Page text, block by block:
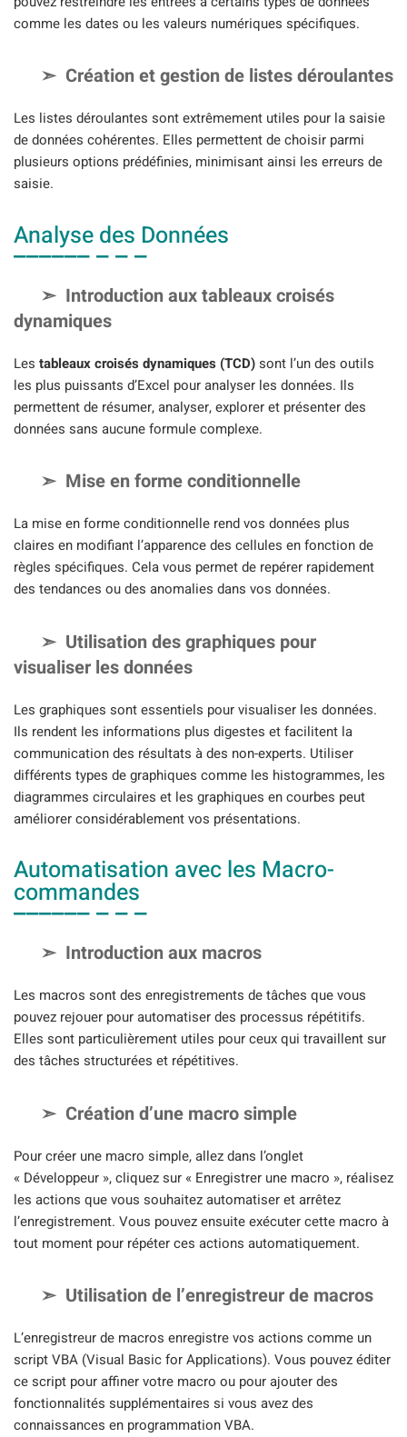
comme les dates ou les valeurs numériques spécifiques.
Création et gestion de listes déroulantes
Les listes déroulantes sont extrêmement utiles pour la saisie
de données cohérentes. Elles permettent de choisir parmi
plusieurs options prédéfinies, minimisant ainsi les erreurs de
saisie.
Analyse des Données
Introduction aux tableaux croisés
dynamiques
Les tableaux croisés dynamiques (TCD)sont l’un des outils
les plus puissants d’Excel pour analyser les données. Ils
permettent de résumer, analyser, explorer et présenter des
données sans aucune formule complexe.
Mise en forme conditionnelle
La mise en forme conditionnelle rend vos données plus
claires en modifiant l’apparence des cellules en fonction de
règles spécifiques. Cela vous permet de repérer rapidement
des tendances ou des anomalies dans vos données.
Utilisation des graphiques pour
visualiser les données
Les graphiques sont essentiels pour visualiser les données.
Ils rendent les informations plus digestes et facilitent la
communication des résultats à des non-experts. Utiliser
différents types de graphiques comme les histogrammes, les
diagrammes circulaires et les graphiques en courbes peut
améliorer considérablement vos présentations.
Automatisation avec les Macro-
commandes
Introduction aux macros
Les macros sont des enregistrements de tâches que vous
pouvez rejouer pour automatiser des processus répétitifs.
Elles sont particulièrement utiles pour ceux qui travaillent sur
des tâches structurées et répétitives.
Création d’une macro simple
Pour créer une macro simple, allez dans l’onglet
« Développeur », cliquez sur « Enregistrer une macro », réalisez
les actions que vous souhaitez automatiser et arrêtez
l’enregistrement. Vous pouvez ensuite exécuter cette macro à
tout moment pour répéter ces actions automatiquement.
Utilisation de l’enregistreur de macros
L’enregistreur de macros enregistre vos actions comme un
script VBA (Visual Basic for Applications). Vous pouvez éditer
ce script pour affiner votre macro ou pour ajouter des
fonctionnalités supplémentaires si vous avez des
connaissances en programmation VBA.